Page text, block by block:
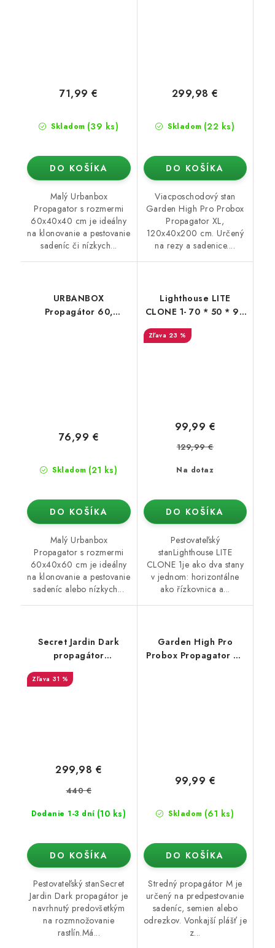
Skladom (39 ks)
71,99 €
DO KOŠÍKA
Malý Urbanbox
Propagator s rozmermi
60x40x40 cm je ideálny
na klonovanie a pestovanie
sadeníc či nízkych...
Skladom (22 ks)
299,98 €
DO KOŠÍKA
Viacposchodový stan
Garden High Pro Probox
Propagator XL,
120x40x200 cm. Určený
na rezy a sadenice....
URBANBOX
Propagátor 60,
Skladom (21 ks)
76,99 €
DO KOŠÍKA
Malý Urbanbox
Propagator s rozmermi
60x40x60 cm je ideálny
na klonovanie a pestovanie
sadeníc alebo nízkych...
Lighthouse LITE
CLONE 1- 70 * 50 * 90
cm
23 %
Na dotaz
99,99 €
129,99 €
DO KOŠÍKA
Pestovateľský
stanLighthouse LITE
CLONE 1je ako dva stany
v jednom: horizontálne
ako řízkovnica a...
Secret Jardin Dark
propagátor
(120x60x190 cm) rev.
4.0
31 %
Dodanie 1-3 dní (10 ks)
299,98 €
440 €
DO KOŠÍKA
Pestovateľský stanSecret
Jardin Dark propagátor je
navrhnutý predovšetkým
na rozmnožovanie
rastlín.Má...
Garden High Pro
Probox Propagator M,
Skladom (61 ks)
99,99 €
DO KOŠÍKA
Stredný propagátor M je
určený na predpestovanie
sadeníc, semien alebo
odrezkov. Vonkajší plášť je
z...